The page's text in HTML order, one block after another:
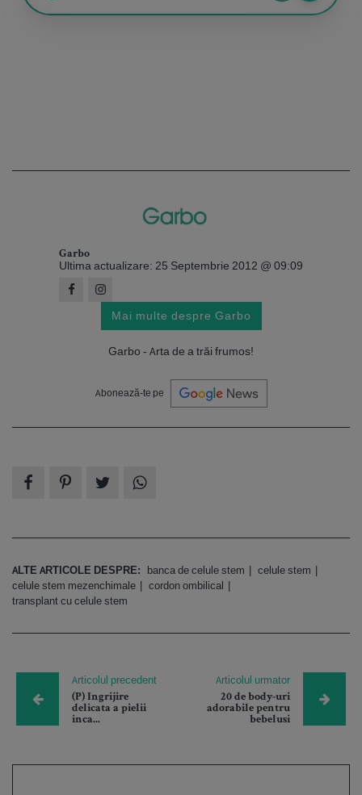
Garbo
Ultima actualizare: 25 Septembrie 2012 @ 09:09
Mai multe despre Garbo
Garbo - Arta de a trăi frumos!
Abonează-te pe
ALTE ARTICOLE DESPRE: banca de celule stem
celule stem
celule stem mezenchimale
cordon ombilical
transplant cu celule stem
Articolul precedent
(P) Ingrijire
delicata a pielii
inca...
Articolul urmator
20 de body-uri
adorabile pentru
bebelusi